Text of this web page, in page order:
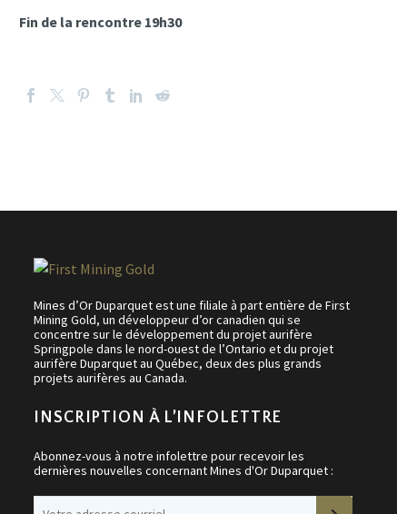
Fin de la rencontre 19h30
Mines d’Or Duparquet est une filiale à part entière de First
Mining Gold, un développeur d’or canadien qui se
concentre sur le développement du projet aurifère
Springpole dans le nord-ouest de l’Ontario et du projet
aurifère Duparquet au Québec, deux des plus grands
projets aurifères au Canada.
INSCRIPTION À L’INFOLETTRE
Abonnez-vous à notre infolettre pour recevoir les
dernières nouvelles concernant Mines d'Or Duparquet :